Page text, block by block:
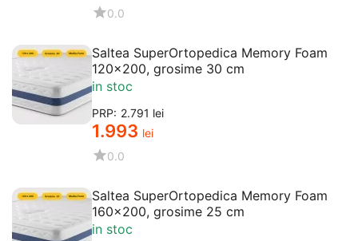
0.0
Saltea SuperOrtopedica Memory Foam
120x200, grosime 30 cm
in stoc
PRP: 2.791 lei
1.993 lei
0.0
Saltea SuperOrtopedica Memory Foam
160x200, grosime 25 cm
in stoc